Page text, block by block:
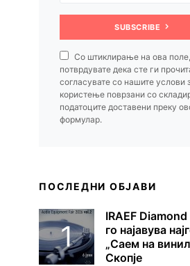
SUBSCRIBE
Со штиклирање на ова
потврдувате дека сте ги
согласувате со нашите услови
користење поврзани со
податоците доставени преку
формулар.
ПОСЛЕДНИ ОБЈАВИ
IRAEF
го најавува
„Саем на
Скопје